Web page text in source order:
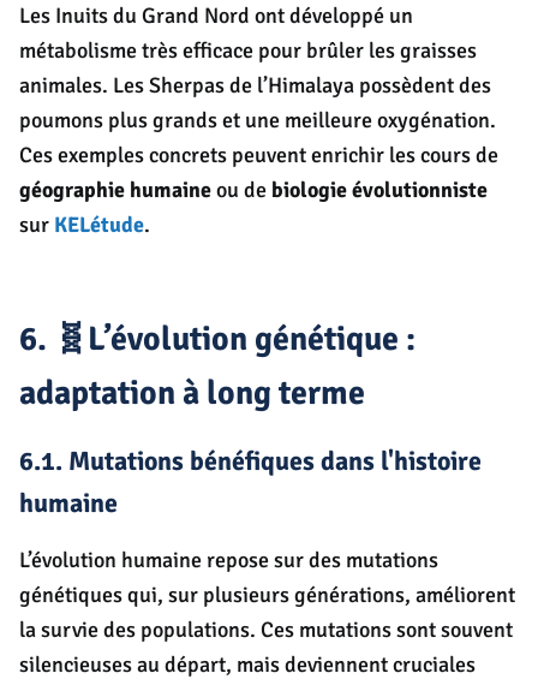
Les Inuits du Grand Nord ont développé un
métabolisme très efficace pour brûler les graisses
animales. Les Sherpas de l’Himalaya possèdent des
poumons plus grands et une meilleure oxygénation.
Ces exemples concrets peuvent enrichir les cours de
géographie humaineou de biologie évolutionniste
sur KELétude.
6. 🧬L’évolution génétique :
adaptation à long terme
6.1. Mutations bénéfiques dans l'histoire
humaine
L’évolution humaine repose sur des mutations
génétiques qui, sur plusieurs générations, améliorent
la survie des populations. Ces mutations sont souvent
silencieuses au départ, mais deviennent cruciales